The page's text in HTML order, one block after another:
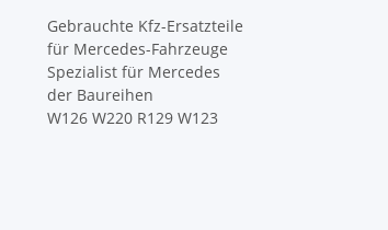
Gebrauchte Kfz-Ersatzteile
für Mercedes-Fahrzeuge
Spezialist für Mercedes
der Baureihen
W126 W220 R129 W123